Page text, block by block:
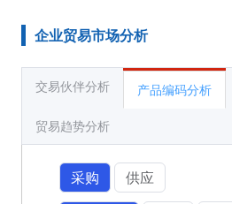
企业贸易市场分析
交易伙伴分析 产品编码分析
贸易趋势分析
采购
供应